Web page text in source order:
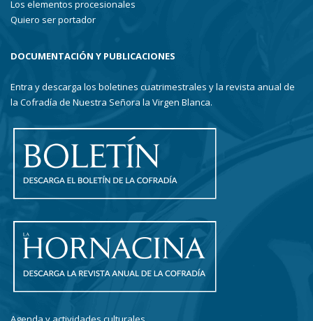
Los elementos procesionales
Quiero ser portador
DOCUMENTACIÓN Y PUBLICACIONES
Entra y descarga los boletines cuatrimestrales y la revista anual de
la Cofradía de Nuestra Señora la Virgen Blanca.